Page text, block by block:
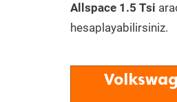
Allspace 1.5 Tsi
hesaplayabilirsiniz.